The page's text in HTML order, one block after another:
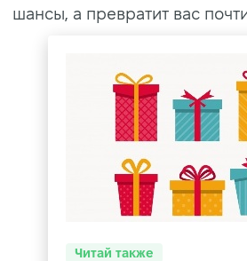
шансы, а превратит вас
Читай также